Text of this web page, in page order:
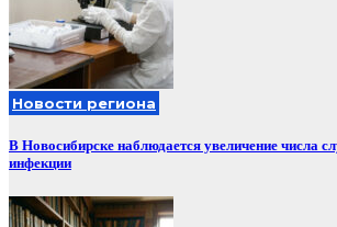
Новости региона
В Новосибирске наблюдается увеличение числа
инфекции